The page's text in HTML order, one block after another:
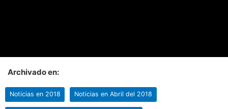
Archivado en:
Noticias en 2018 Noticias en Abril del 2018